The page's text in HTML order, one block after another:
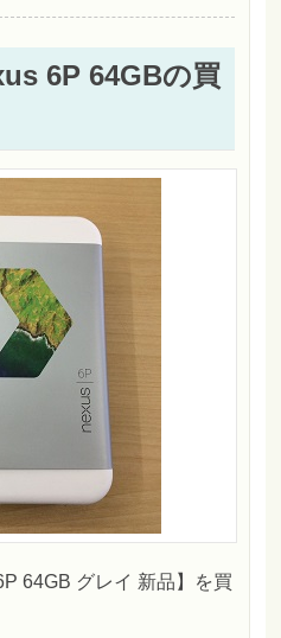
6P 64GBの買
64GB グレイ 新品】を買